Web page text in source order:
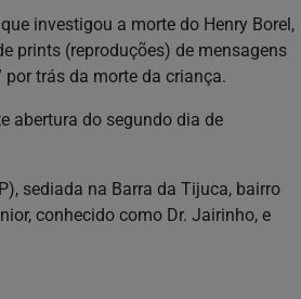
investigou a morte do Henry Borel,
prints (reproduções) de mensagens
trás da morte da criança.
abertura do segundo dia de
sediada na Barra da Tijuca, bairro
conhecido como Dr. Jairinho, e